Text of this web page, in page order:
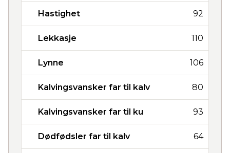
Hastighet 92
Lekkasje 110
Lynne 106
Kalvingsvansker far til kalv 80
Kalvingsvansker far til ku 93
Dødfødsler far til kalv 64